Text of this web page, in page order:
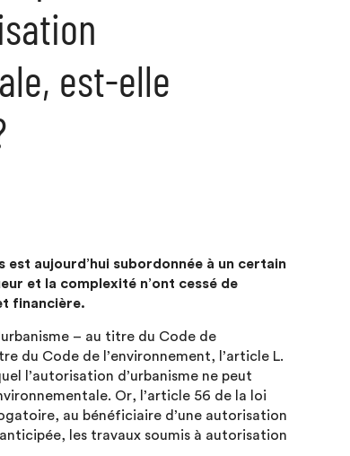
est-elle
aujourd’hui subordonnée à un certain
et la complexité n’ont cessé de
financière.
– au titre du Code de
du Code de l’environnement, l’article L.
l’autorisation d’urbanisme ne peut
Or, l’article 56 de la loi
au bénéficiaire d’une autorisation
les travaux soumis à autorisation